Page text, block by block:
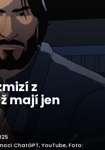
z
mají jen
ChatGPT, YouTube, Foto: